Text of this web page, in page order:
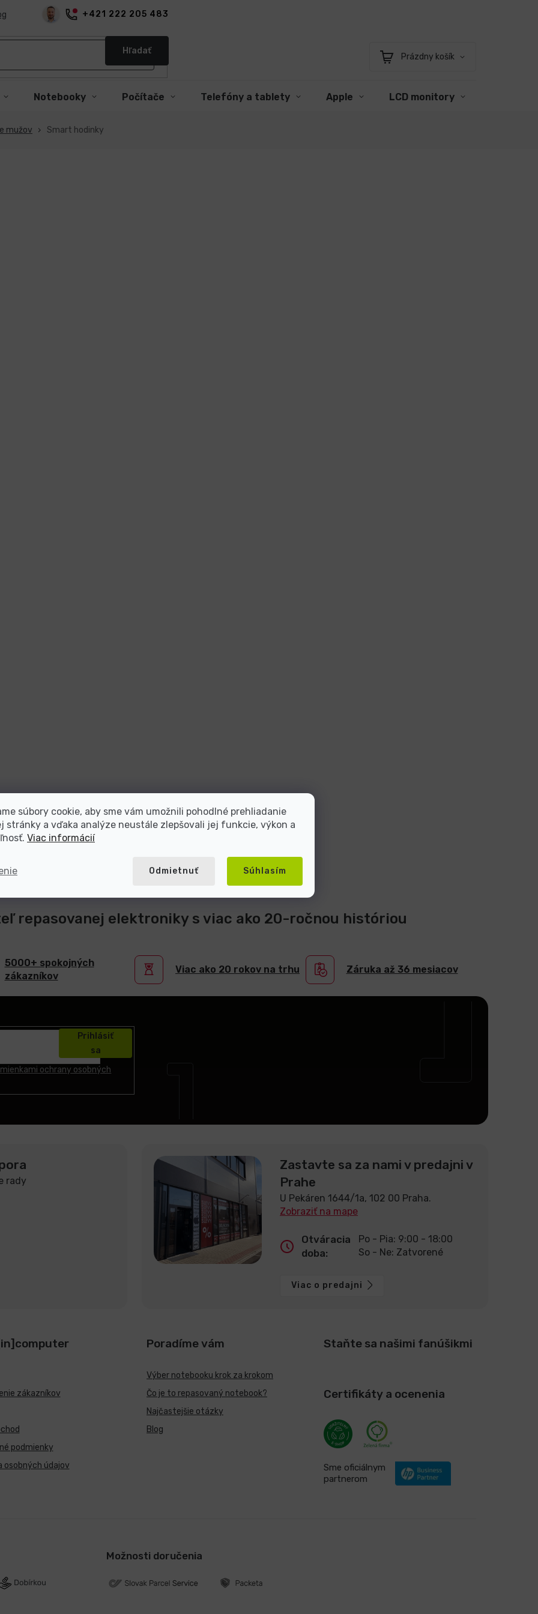
súbory cookie, aby sme vám umožnili pohodlné prehliadanie
stránky a vďaka analýze neustále zlepšovali jej funkcie, výkon a
Viac informácií
Odmietnuť Súhlasím
+421 222 205 483
Hľadať
Nákupný
Prázdny košík
Notebooky Počítače Telefóny a tablety Apple LCD monitory
mužov Smart hodinky
repasovanej elektroniky s viac ako 20-ročnou históriou
5000+ spokojných
zákazníkov
Viac ako 20 rokov na trhu Záruka až 36 mesiacov
ochrany osobných
Prihlásiť
sa
rady
Zastavte sa za nami v predajni v
Prahe
U Pekáren 1644/1a, 102 00 Praha.
Zobraziť na mape
Otváracia
doba:
Po - Pia: 9:00 - 18:00
So - Ne: Zatvorené
Viac o predajni
zákazníkov
podmienky
osobných údajov
Poradíme vám
Výber notebooku krok za krokom
Čo je to repasovaný notebook?
Najčastejšie otázky
Blog
Staňte sa našimi fanúšikmi
Certifikáty a ocenenia
Sme oficiálnym
partnerom
Možnosti doručenia